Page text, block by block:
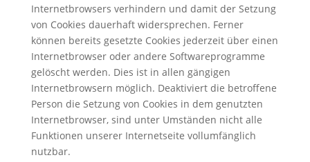
Internetbrowsers verhindern und damit der Setzung
von Cookies dauerhaft widersprechen. Ferner
können bereits gesetzte Cookies jederzeit über einen
Internetbrowser oder andere Softwareprogramme
gelöscht werden. Dies ist in allen gängigen
Internetbrowsern möglich. Deaktiviert die betroffene
Person die Setzung von Cookies in dem genutzten
Internetbrowser, sind unter Umständen nicht alle
Funktionen unserer Internetseite vollumfänglich
nutzbar.